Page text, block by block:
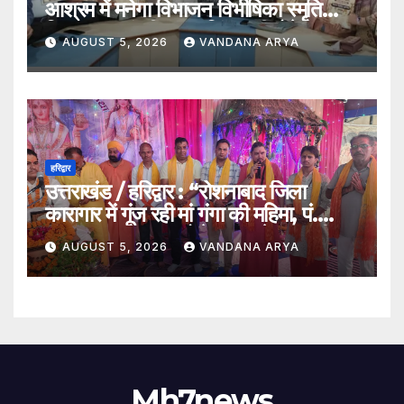
आश्रम में मनेगा विभाजन विभीषिका स्मृति
दिवस, मुख्यमंत्री पुष्कर सिंह धामी होंगे मुख्य
अतिथि_देखे विडिओ !!
AUGUST 5, 2026 VANDANA ARYA
हरिद्वार
उत्तराखंड / हरिद्वार : “रोशनाबाद जिला
कारागार में गूंज रही मां गंगा की महिमा, पं.
संजय कृष्ण महाराज बोले – गंगा केवल नदी
नहीं, समस्त सृष्टि की जननी हैं”…
AUGUST 5, 2026 VANDANA ARYA